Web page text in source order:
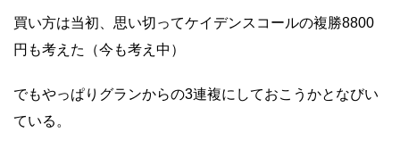
買い方は当初、思い切ってケイデンスコールの複勝8800
円も考えた（今も考え中）
でもやっぱりグランからの3連複にしておこうかとなびい
ている。